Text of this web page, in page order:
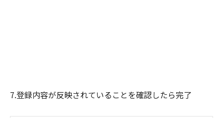
7.登録内容が反映されていることを確認したら完了